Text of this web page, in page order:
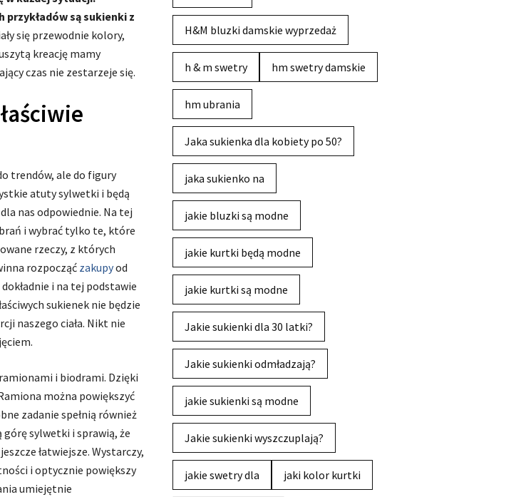
przykładów są sukienki z
się przewodnie kolory,
kreację mamy
czas nie zestarzeje się.
trendów, ale do figury
atuty sylwetki i będą
nas odpowiednie. Na tej
i wybrać tylko te, które
rzeczy, z których
rozpocząćzakupyod
i na tej podstawie
sukienek nie będzie
naszego ciała. Nikt nie
i biodrami. Dzięki
można powiększyć
zadanie spełnią również
sylwetki i sprawią, że
łatwiejsze. Wystarczy,
i optycznie powiększy
umiejętnie
H&M bluzki damskie wyprzedaż
h & m swetry hm swetry damskie
hm ubrania
Jaka sukienka dla kobiety po 50?
jaka sukienko na
jakie bluzki są modne
jakie kurtki będą modne
jakie kurtki są modne
Jakie sukienki dla 30 latki?
Jakie sukienki odmładzają?
jakie sukienki są modne
Jakie sukienki wyszczuplają?
jakie swetry dla jaki kolor kurtki